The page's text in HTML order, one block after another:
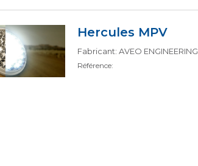
Hercules MPV
Fabricant: AVEO ENGINEERING
Référence: